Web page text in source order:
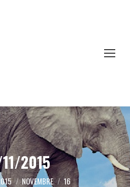
2015
: NOVEMBRE 16